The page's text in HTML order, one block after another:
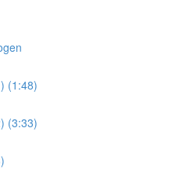
(1:48)
(3:33)